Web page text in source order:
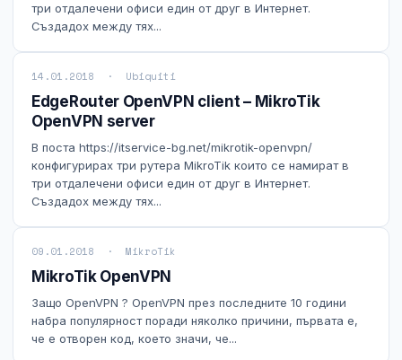
Технически изисквания
Общи условия
Правна информация
GDPR
Контакти
три отдалечени офиси един от друг в Интернет.
Създадох между тях...
14.01.2018 · Ubiquiti
EdgeRouter OpenVPN client – MikroTik
OpenVPN server
В поста https://itservice-bg.net/mikrotik-openvpn/
конфигурирах три рутера MikroTik които се намират в
три отдалечени офиси един от друг в Интернет.
Създадох между тях...
09.01.2018 · MikroTik
MikroTik OpenVPN
Защо OpenVPN ? OpenVPN през последните 10 години
набра популярност поради няколко причини, първата е,
че е отворен код, което значи, че...